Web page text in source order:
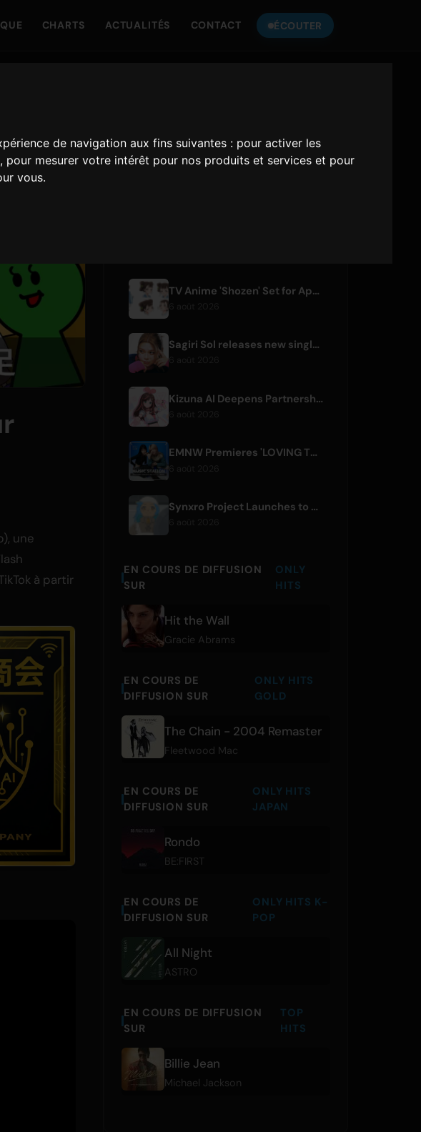
de navigation aux fins suivantes : pour activer les
, pour mesurer votre intérêt pour nos produits et services et pour
vous.
CHARTS ACTUALITÉS CONTACT ÉCOUTER
une
à partir
Only Hits Japan
TV Anime 'Shozen' Set for April 2027 Premiere on Fuji TV
Sagiri Sol releases new single 'next to your love' after hiatus
6 août 2026
Kizuna AI Deepens Partnership with Asobisystem Ahead of 10th Anniversary World Tour
EMNW Premieres 'LOVING TO GET US BY' Music Video on August 7
6 août 2026
Synxro Project Launches to Create New IP from Fictional Anime Openings
EN COURS DE DIFFUSION
SUR
ONLY
HITS
Hit the Wall
Gracie Abrams
EN COURS DE
DIFFUSION SUR
ONLY HITS
GOLD
The Chain - 2004 Remaster
Fleetwood Mac
EN COURS DE
DIFFUSION SUR
ONLY HITS
JAPAN
Rondo
BE:FIRST
EN COURS DE
DIFFUSION SUR
ONLY HITS K-
POP
All Night
ASTRO
EN COURS DE DIFFUSION
SUR
TOP
HITS
Billie Jean
Michael Jackson